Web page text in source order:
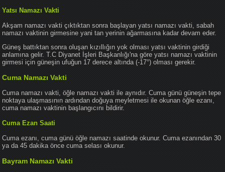
Yatsı Namazı Vakti
Akşam namazı vakti çıktıktan sonra başlayan yatsı namazı vakti, sabah
namazı vaktinin girmesine yani tan yerinin ağarmasına kadar devam eder.
Güneş battıktan sonra oluşan kızıllığın yok olması yatsı vaktinin girdiği
anlamına gelir. T.C Diyanet İşleri Başkanlığı'na göre yatsı namazı vaktinin
girmesi için güneşin ufuğun 17 derece altında (-17°) olması gerekir.
Cuma Namazı Vakti
Cuma namazı vakti, öğle namazı vakti ile aynıdır. Cuma günü güneşin tepe
noktaya ulaşmasının ardından doğuya meyletmesi ile okunan öğle ezanı,
cuma namazı vaktinin başlangıcını bildirir.
Cuma Ezan Saati
Cuma ezanı, cuma günü öğle namazı saatinde okunur. Cuma ezanından 30
ya da 45 dakika önce cuma selası okunur.
Bayram Namazı Vakti